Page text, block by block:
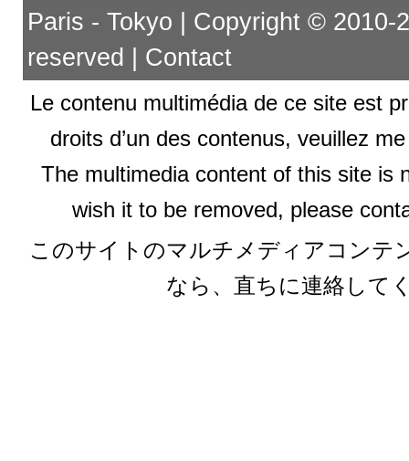
Paris - Tokyo | Copyright ©
reserved | Contact
Le contenu multimédia de ce site est
droits d’un des contenus, veuillez
The multimedia content of this site is
wish it to be removed, please
このサイトのマルチメディアコンテ
なら、直ちに連絡して